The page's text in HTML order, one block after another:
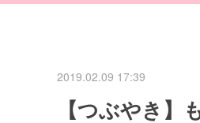
2019.02.09 17:39
【つぶやき】